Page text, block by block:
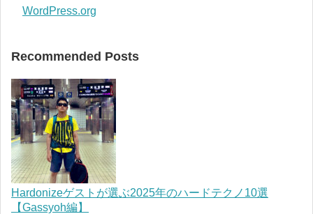
WordPress.org
Recommended Posts
Hardonizeゲストが選ぶ2025年のハードテクノ10選
【Gassyoh編】